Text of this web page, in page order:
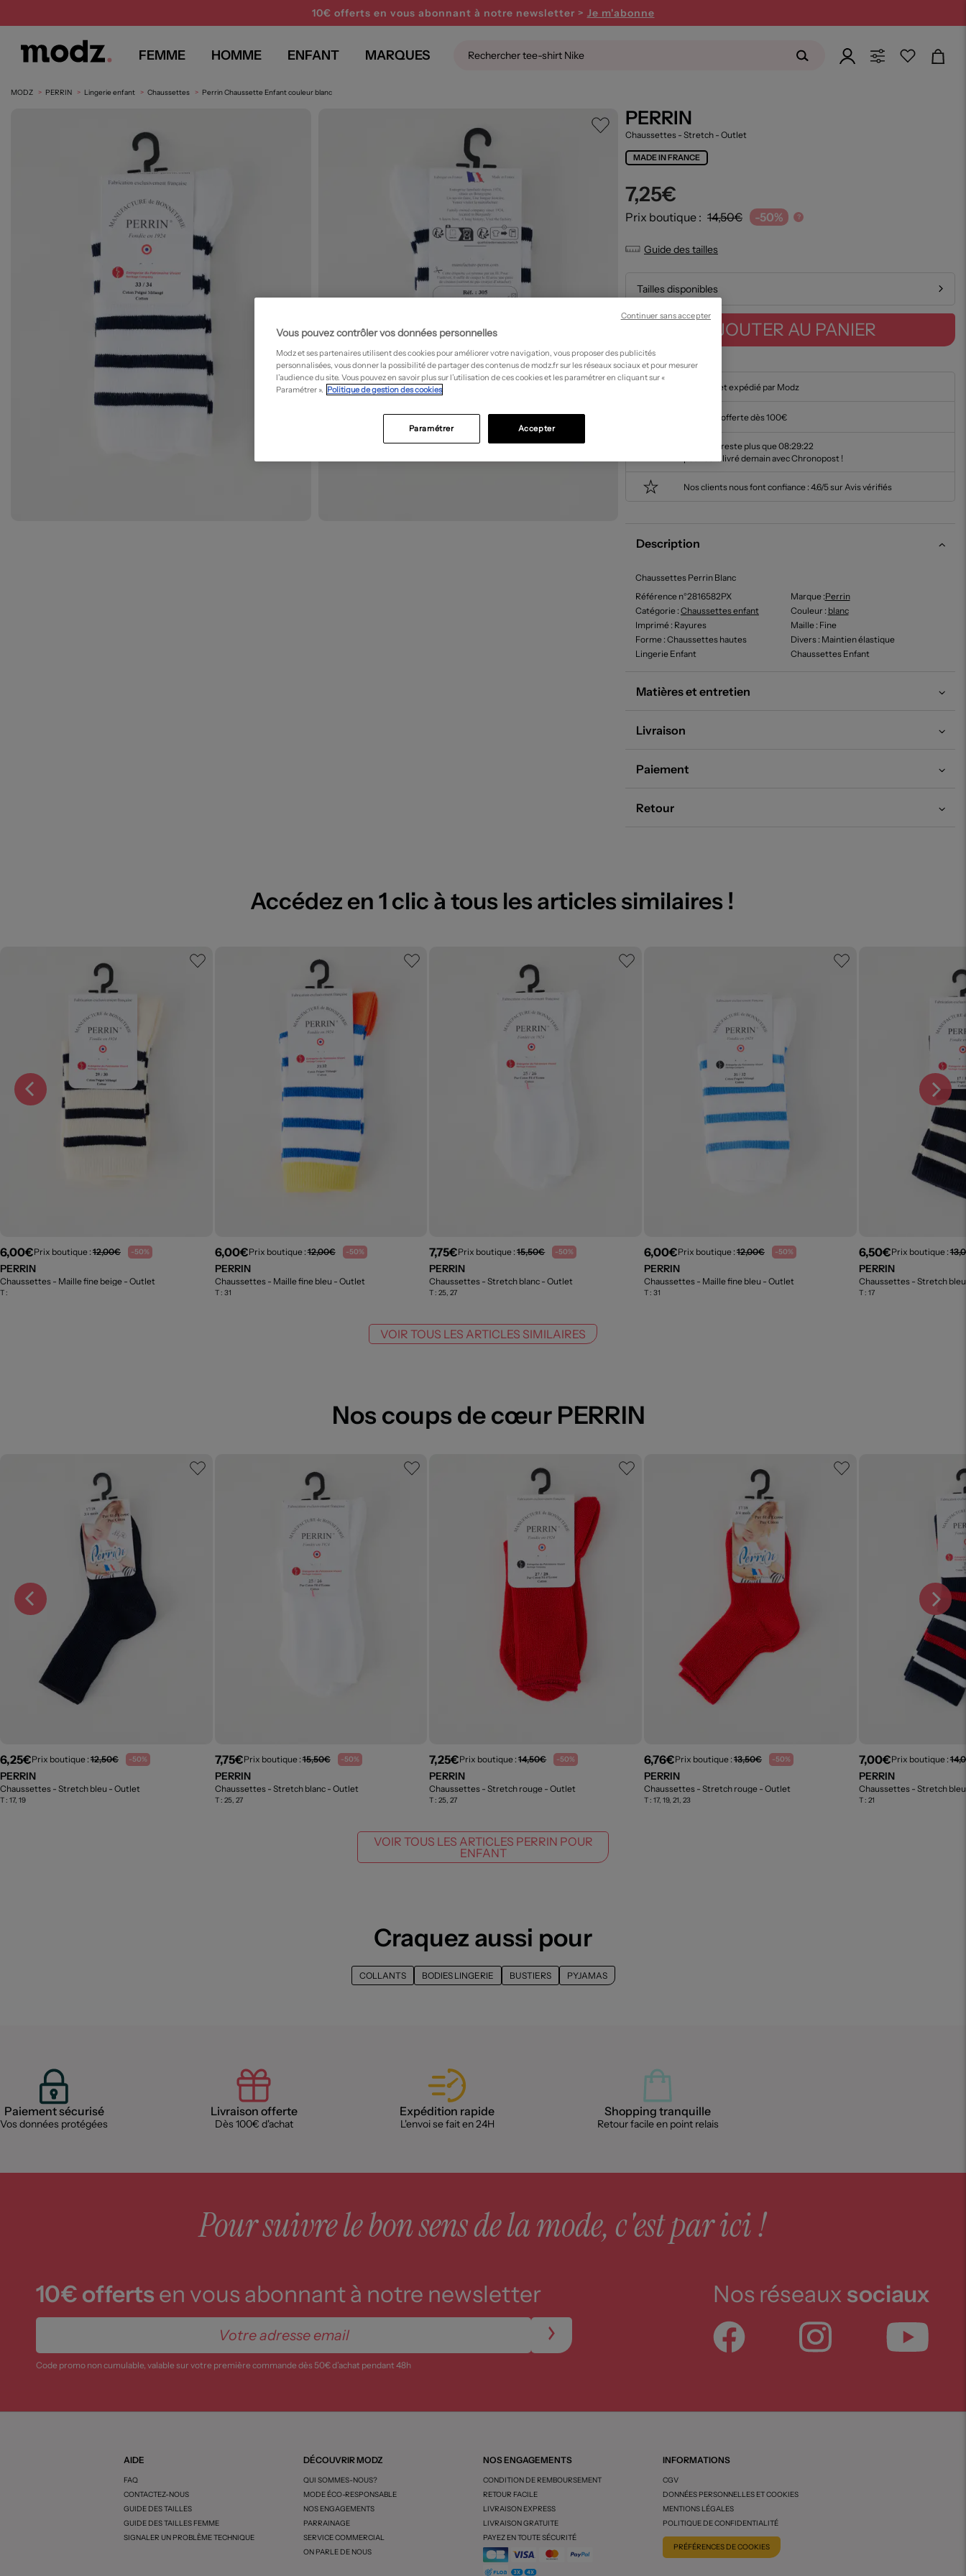
10€ offerts en vous abonnant à notre newsletter > Je m'abonne
FEMME HOMME ENFANT MARQUES
MODZ PERRIN Lingerie enfant Chaussettes Perrin Chaussette Enfant couleur blanc
PERRIN
Chaussettes - Stretch - Outlet
MADE IN FRANCE
7,25€
Prix boutique : 14,50€ -50% ?
Guide des tailles
Tailles disponibles
AJOUTER AU PANIER
En stock et expédié par Modz
Livraison offerte dès 100€
Il ne vous reste plus que08:29:21
pour être livré demain avec Chronopost !
Nos clients nous font confiance : 4.6/5 sur Avis vérifiés
Description
Chaussettes Perrin Blanc
Référence n°2816582PX
Marque :Perrin
Catégorie : Chaussettes enfant Couleur : blanc
Imprimé : Rayures Maille: Fine
Forme : Chaussettes hautes Divers: Maintien élastique
Lingerie Enfant
Chaussettes Enfant
Matières et entretien
Livraison
Paiement
Retour
Accédez en 1 clic à tous les articles similaires !
6,00€Prix boutique : 12,00€ -50%
PERRIN
Chaussettes - Maille fine beige - Outlet
T :
6,00€Prix boutique :12,00€ -50%
PERRIN
Chaussettes - Maille fine bleu - Outlet
T : 31
7,75€Prix boutique :15,50€ -50%
PERRIN
Chaussettes - Stretch blanc - Outlet
T :25, 27
6,00€Prix boutique :12,00€ -50%
PERRIN
Chaussettes - Maille fine bleu - Outlet
T :31
6,50€Prix boutique :
PERRIN
Chaussettes - Stretch
T : 17
VOIR TOUS LES ARTICLES SIMILAIRES
Nos coups de cœur PERRIN
6,25€Prix boutique : 12,50€ -50%
PERRIN
Chaussettes - Stretch bleu - Outlet
T : 17, 19
7,75€Prix boutique :15,50€ -50%
PERRIN
Chaussettes - Stretch blanc - Outlet
T : 25, 27
7,25€Prix boutique :14,50€ -50%
PERRIN
Chaussettes - Stretch rouge - Outlet
T :25, 27
6,76€Prix boutique :13,50€ -50%
PERRIN
Chaussettes - Stretch rouge - Outlet
T :17, 19, 21, 23
7,00€Prix boutique :
PERRIN
Chaussettes - Stretch
T : 21
VOIR TOUS LES ARTICLES PERRIN POUR
ENFANT
Craquez aussi pour
COLLANTS BODIES LINGERIE BUSTIERS PYJAMAS
Paiement sécurisé
Vos données protégées
Livraison offerte
Dès 100€ d'achat
Expédition rapide
L'envoi se fait en 24H
Shopping tranquille
Retour facile en point relais
Pour suivre le bon sens de la mode, c'est par ici !
10€ offerts en vous abonnant à notre newsletter
Code promo non cumulable, valable sur votre première commande dès 50€ d’achat pendant 48h
Nos réseaux sociaux
AIDE
FAQ
CONTACTEZ-NOUS
GUIDE DES TAILLES
GUIDE DES TAILLES FEMME
SIGNALER UN PROBLÈME TECHNIQUE
DÉCOUVRIR MODZ
QUI SOMMES-NOUS?
MODE ÉCO-RESPONSABLE
NOS ENGAGEMENTS
PARRAINAGE
SERVICE COMMERCIAL
ON PARLE DE NOUS
NOS ENGAGEMENTS
CONDITION DE REMBOURSEMENT
RETOUR FACILE
LIVRAISON EXPRESS
LIVRAISON GRATUITE
PAYEZ EN TOUTE SÉCURITÉ
INFORMATIONS
CGV
DONNÉES PERSONNELLES ET COOKIES
MENTIONS LÉGALES
POLITIQUE DE CONFIDENTIALITÉ
PRÉFÉRENCES DE COOKIES
Vous pouvez contrôler vos données personnelles
Modz et ses partenaires utilisent des cookies pour améliorer votre navigation, vous proposer des publicités
personnalisées, vous donner la possibilité de partager des contenus de modz.fr sur les réseaux sociaux et pour mesurer
l’audience du site. Vous pouvez en savoir plus sur l’utilisation de ces cookies et les paramétrer en cliquant sur «
Paramétrer ». Politique de gestion des cookies
Accepter
Paramétrer
Continuer sans accepter